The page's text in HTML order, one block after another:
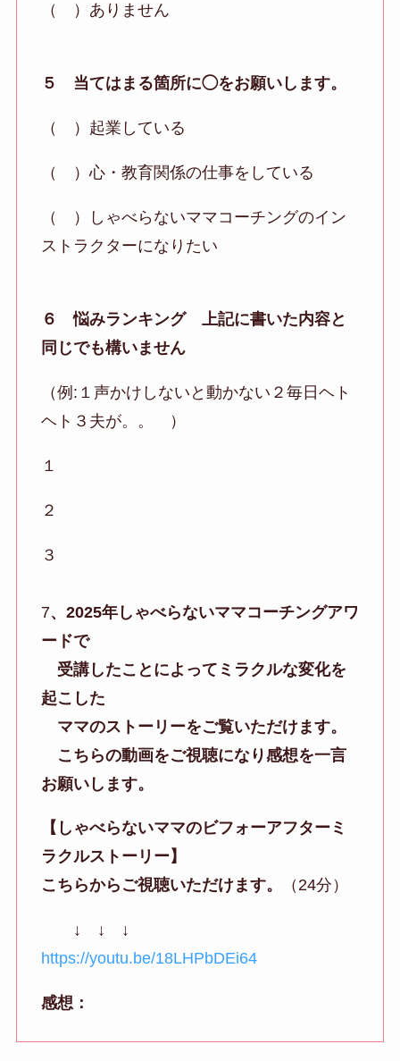
（ ）ありません
５ 当てはまる箇所に◯をお願いします。
（ ）起業している
（ ）心・教育関係の仕事をしている
（ ）しゃべらないママコーチングのイン
ストラクターになりたい
６ 悩みランキング 上記に書いた内容と
同じでも構いません
（例:１声かけしないと動かない２毎日ヘト
ヘト３夫が。。 ）
１
２
３
7、2025年しゃべらないママコーチングアワ
ードで
受講したことによってミラクルな変化を
起こした
ママのストーリーをご覧いただけます。
こちらの動画をご視聴になり感想を一言
お願いします。
【しゃべらないママのビフォーアフターミ
ラクルストーリー】
こちらからご視聴いただけます。
（24分）
↓ ↓ ↓
https://youtu.be/18LHPbDEi64
感想：